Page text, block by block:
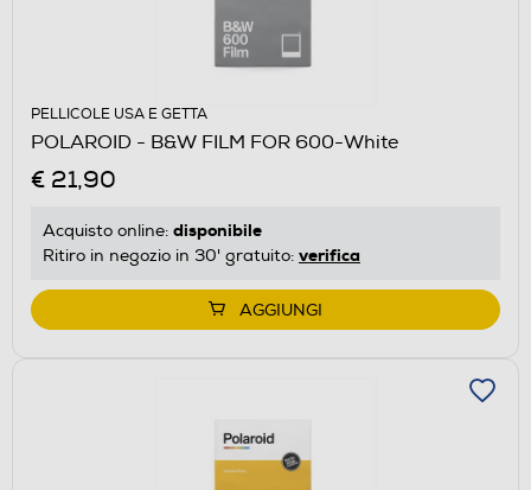
PELLICOLE USA E GETTA
POLAROID - B&W FILM FOR 600-White
€ 21,90
Acquisto online: disponibile
Ritiro in negozio in 30' gratuito: verifica
AGGIUNGI